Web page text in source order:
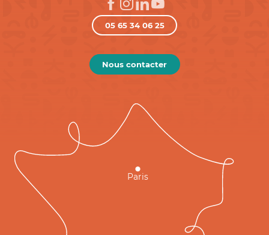
05 65 34 06 25
Nous contacter
Paris